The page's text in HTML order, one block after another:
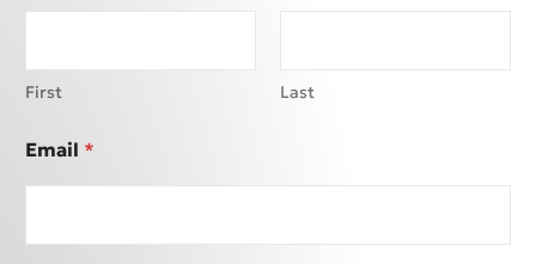
First Last
Email *